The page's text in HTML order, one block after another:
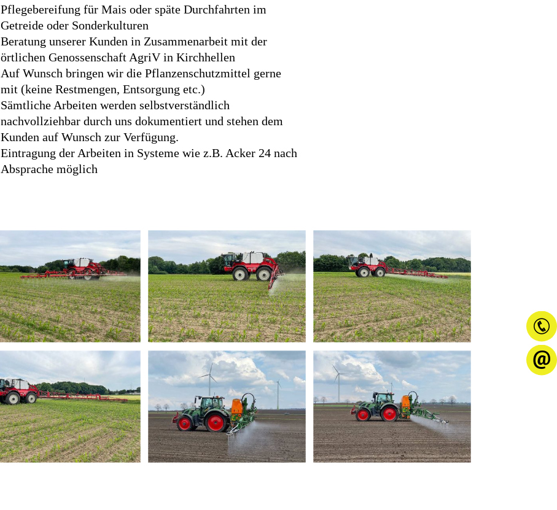
Pflegebereifung für Mais oder späte Durchfahrten im
Getreide oder Sonderkulturen
Beratung unserer Kunden in Zusammenarbeit mit der
örtlichen Genossenschaft AgriV in Kirchhellen
Auf Wunsch bringen wir die Pflanzenschutzmittel gerne
mit (keine Restmengen, Entsorgung etc.)
Sämtliche Arbeiten werden selbstverständlich
nachvollziehbar durch uns dokumentiert und stehen dem
Kunden auf Wunsch zur Verfügung.
Eintragung der Arbeiten in Systeme wie z.B. Acker 24 nach
Absprache möglich